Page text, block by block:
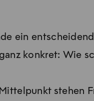
ein
konkret: Wie
stehen